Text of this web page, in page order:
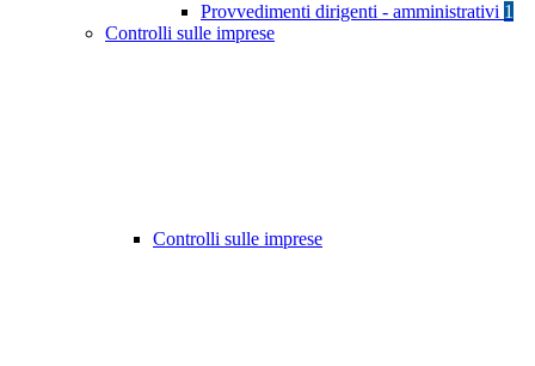
Provvedimenti dirigenti - amministrativi 1
Controlli sulle imprese
Controlli sulle imprese